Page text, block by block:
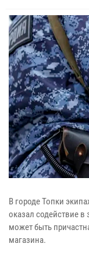
В городе Топки
оказал содействие
может быть
магазина.